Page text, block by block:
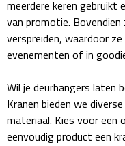
Drinkbekers
Bidons
Plastic bekers
meerdere keren gebruikt
van promotie.
verspreiden, waardoor
evenementen of in
Wil je deurhangers laten
Kranen bieden we
materiaal. Kies voor een
eenvoudig product een